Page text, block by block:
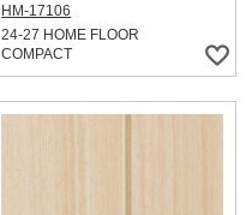
HM-17106
24-27 HOME FLOOR
COMPACT